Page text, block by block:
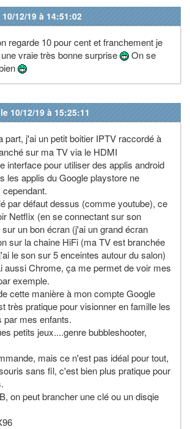
12/19 à 14:51:02
regarde 10 pour cent et franchement je
vraie très bonne surprise
On se
10/12/19 à 15:25:11
part, j'ai un petit boitier IPTV raccordé à
sur ma TV via le HDMI
interface pour utiliser des applis android
les applis du Google playstore ne
par défaut dessus (comme youtube), ce
Netflix (en se connectant sur son
un bon écran (j'ai un grand écran
sur la chaine HiFi (ma TV est branchée
le son sur 5 enceintes autour du salon)
aussi Chrome, ça me permet de voir mes
exemple.
cette manière à mon compte Google
très pratique pour visionner en famille les
par mes enfants.
petits jeux....genre bubbleshooter,
mais ce n'est pas idéal pour tout,
sans fil, c'est bien plus pratique pour
on peut brancher une clé ou un disqie